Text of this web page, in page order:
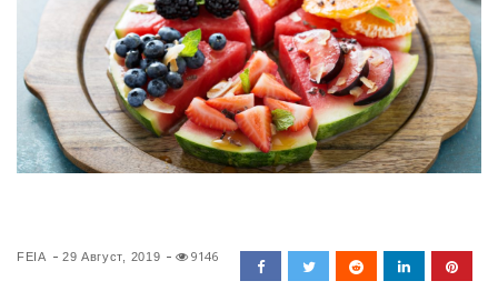
FEIA 29 Август, 2019 9146